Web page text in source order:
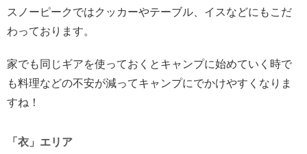
スノーピークではクッカーやテーブル、イスなどにもこだ
わっております。
家でも同じギアを使っておくとキャンプに始めていく時で
も料理などの不安が減ってキャンプにでかけやすくなりま
すね！
「衣」エリア